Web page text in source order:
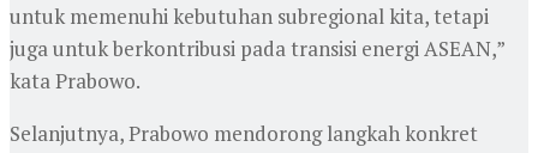
untuk memenuhi kebutuhan subregional kita, tetapi
juga untuk berkontribusi pada transisi energi ASEAN,”
kata Prabowo.
Selanjutnya, Prabowo mendorong langkah konkret